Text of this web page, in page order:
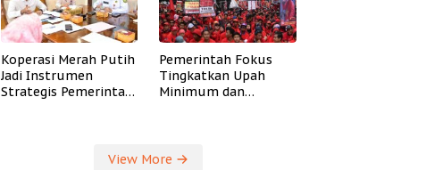
Koperasi Merah Putih
Jadi Instrumen
Strategis Pemerintah
Pemerintah Fokus
Tingkatkan Upah
Minimum dan
View More